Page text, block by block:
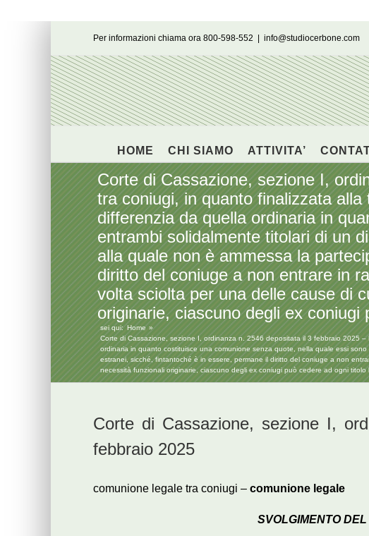
Per informazioni chiama ora 800-598-552 info@studiocerbone.com
HOME CHI SIAMO ATTIVITA’
Corte di Cassazione, sezione I,
tra coniugi, in quanto finalizzata
differenzia da quella ordinaria in
entrambi solidalmente titolari di un
alla quale non è ammessa la
diritto del coniuge a non entrare in
volta sciolta per una delle cause di
originarie, ciascuno degli ex
sei qui: Home
Corte di Cassazione, sezione I, ordinanza n. 2546 depositata il 3 febbraio 2025
ordinaria in quanto costituisce una comunione senza quote, nella quale essi
estranei, sicché, fintantoché è in essere, permane il diritto del coniuge a non
necessità funzionali originarie, ciascuno degli ex coniugi può cedere ad ogni titolo
Corte di Cassazione, sezione I,
febbraio 2025
comunione legale tra coniugi – comunione legale
SVOLGIMENTO